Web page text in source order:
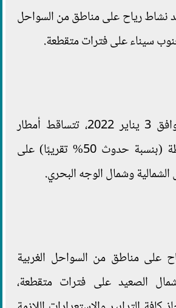
نشاط رياح على مناطق من السواحل
سيناء على فترات متقطعة.
ويوم الاثنين الموافق 3 يناير 2022، تتساقط أمطار
خفيفة إلى متوسطة (بنسبة حدوث 50% تقريبًا) على
وشمال الوجه البحري.
على مناطق من السواحل الغربية
الصعيد على فترات متقطعة،